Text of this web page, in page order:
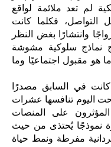
لم تعد ملائمة لواقع
التواصل، فكلما كانت
وانتشارًا بغض النظر
نماذج سلوكية مشوشة
هو مقبول اجتماعيًا وما
كانت في السابق مصدرًا
اليوم تنافسها عشرات
على المنصات
نموذجًا يُحتذى من حيث
مفرطة ونمط حياة